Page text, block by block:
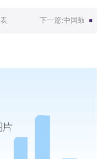
下一篇:中国鼓